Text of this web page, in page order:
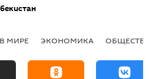
В МИРЕ ЭКОНОМИКА